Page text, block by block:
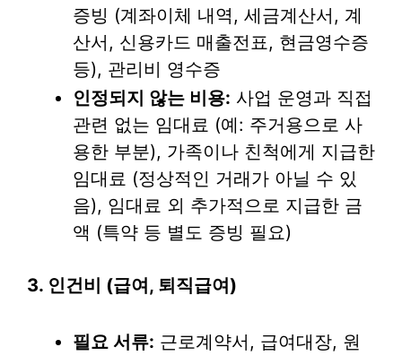
증빙 (계좌이체 내역, 세금계산서, 계
산서, 신용카드 매출전표, 현금영수증
등), 관리비 영수증
인정되지 않는 비용: 사업 운영과 직접
관련 없는 임대료 (예: 주거용으로 사
용한 부분), 가족이나 친척에게 지급한
임대료 (정상적인 거래가 아닐 수 있
음), 임대료 외 추가적으로 지급한 금
액 (특약 등 별도 증빙 필요)
3. 인건비 (급여, 퇴직급여)
필요 서류: 근로계약서, 급여대장, 원